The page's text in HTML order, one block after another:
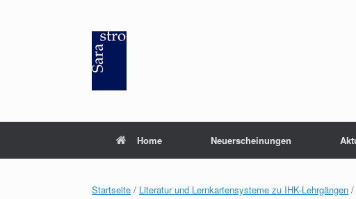
Home Neuerscheinungen
Startseite / Literatur und Lernkartensysteme zu IHK-Lehrgängen /